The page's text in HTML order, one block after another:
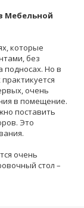
Мебельной
которые
без
подносах. Но в
очень
в помещение.
поставить
Это
очень
стол –